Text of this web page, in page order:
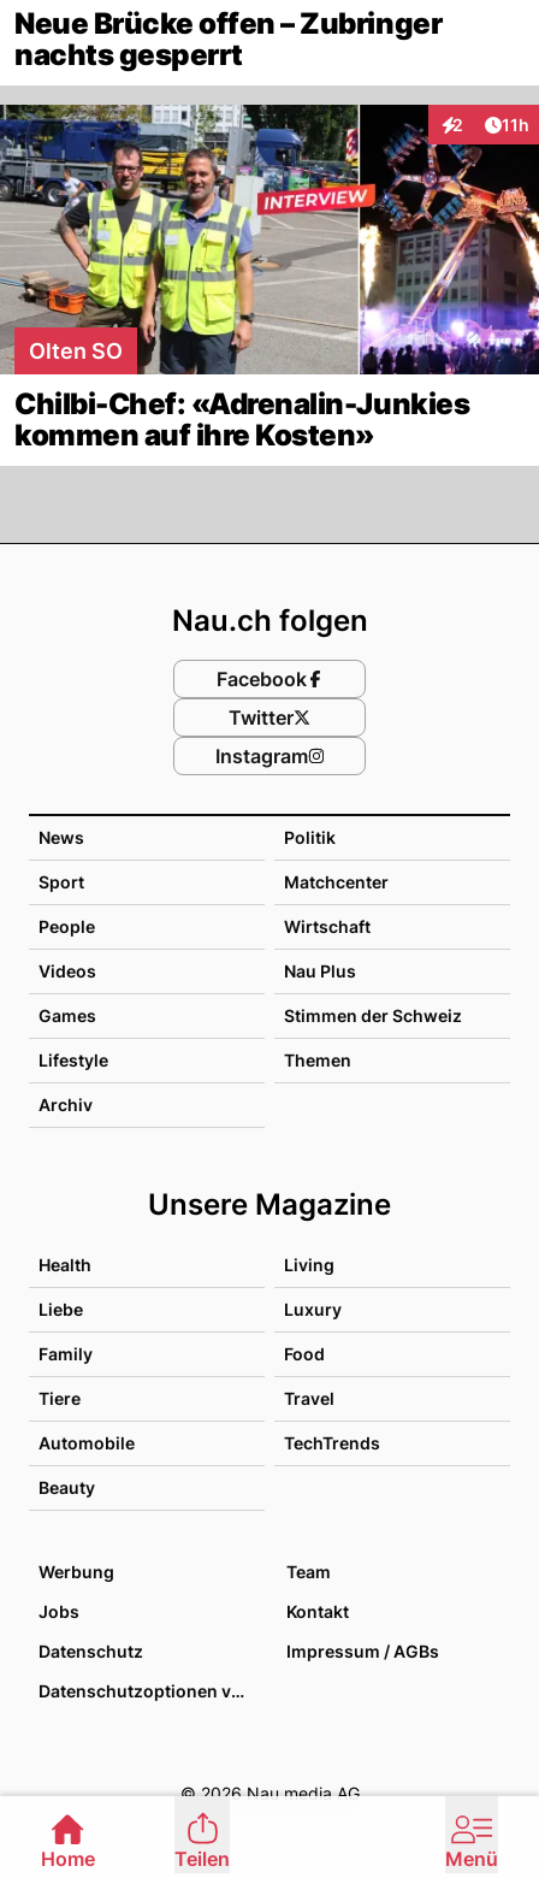
Neue Brücke offen – Zubringer
nachts gesperrt
2 11h
Olten SO
Chilbi-Chef: «Adrenalin-Junkies
kommen auf ihre Kosten»
News Politik
Sport Matchcenter
People Wirtschaft
Videos Nau Plus
Games Stimmen der Schweiz
Lifestyle Themen
Archiv
Unsere Magazine
Health Living
Liebe Luxury
Family Food
Tiere Travel
Automobile TechTrends
Beauty
Nau.ch folgen
Facebook
Twitter
Instagram
Werbung
Team
Jobs
Kontakt
Datenschutz
Impressum / AGBs
Datenschutzoptionen verwalten
© 2026 Nau media AG
Home Teilen Menü